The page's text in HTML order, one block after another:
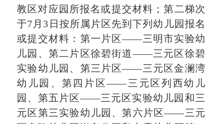
教区对应园所报名或提交材料；第二梯次
于7 月 3 日按所属片区先到下列幼儿园报名
或提交材料：第一片区——三明市实验幼
儿园、第二片区徐碧街道——三元 区徐碧
实验幼儿园、第三片区——三元 区金澜湾
幼儿园、第四片区——三元 区列西幼儿
园 、 第五 片区——三元区实验幼儿园和三
元区第三实验幼儿园 、第六片区——三元